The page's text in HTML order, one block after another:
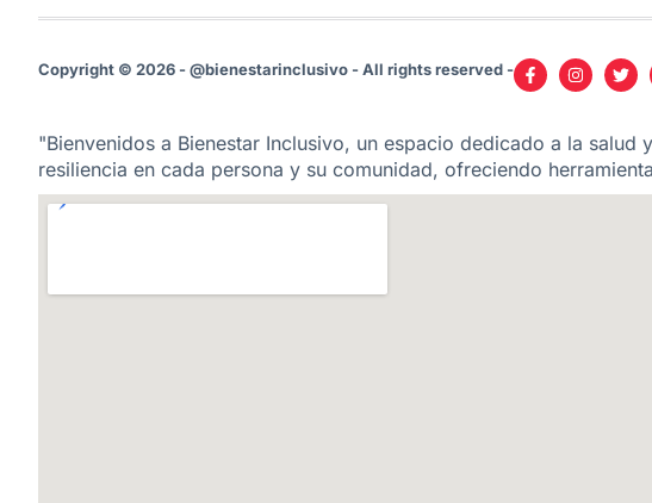
Copyright © 2026 - @bienestarinclusivo - All rights reserved -
"Bienvenidos a Bienestar Inclusivo, un espacio dedicado a la
resiliencia en cada persona y su comunidad, ofreciendo